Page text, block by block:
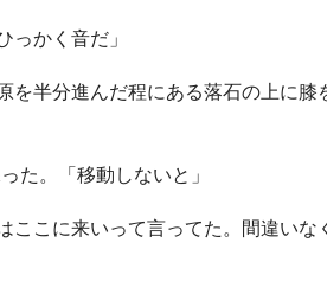
っかく音だ」
半分進んだ程にある落石の上に
た。「移動しないと」
ここに来いって言ってた。間違いな